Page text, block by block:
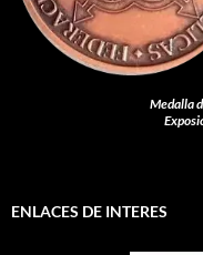
Medalla
ENLACES DE INTERES